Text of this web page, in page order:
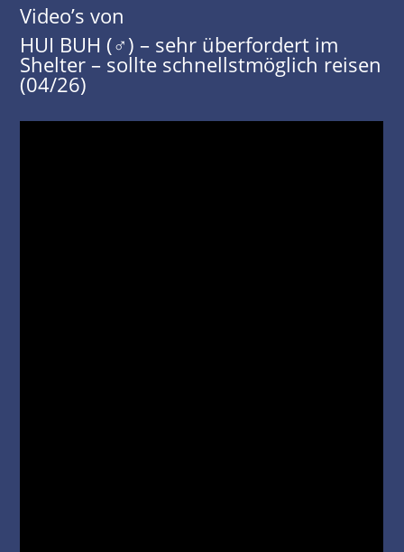
Video’s von
HUI BUH (♂) – sehr überfordert im
Shelter – sollte schnellstmöglich reisen
(04/26)